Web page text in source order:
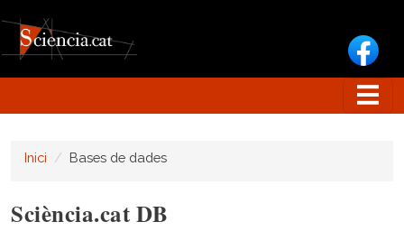
Inici Bases de dades
Sciència.cat DB